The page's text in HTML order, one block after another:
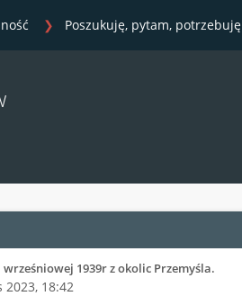
Poszukuję, pytam, potrzebuję
wrześniowej 1939r z okolic Przemyśla.
2023, 18:42